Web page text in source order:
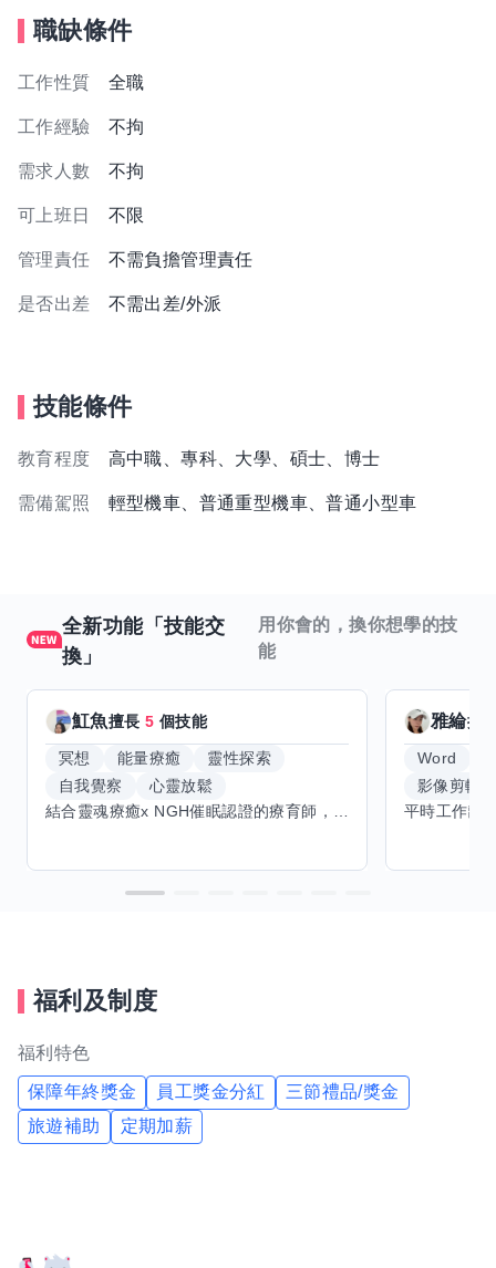
職缺條件
工作性質 全職
工作經驗 不拘
需求人數 不拘
可上班日 不限
管理責任 不需負擔管理責任
是否出差 不需出差/外派
技能條件
教育程度 高中職、專科、大學、碩士、博士
需備駕照 輕型機車、普通重型機車、普通小型車
全新功能「技能交
換」
用你會的，換你想學的技
能
魟魚擅長5 個技能
冥想 能量療癒
靈性探索
自我覺察
心靈放鬆
雅綸擅
Word
影像剪輯
福利及制度
福利特色
保障年終獎金 員工獎金分紅
三節禮品/獎金
旅遊補助
定期加薪